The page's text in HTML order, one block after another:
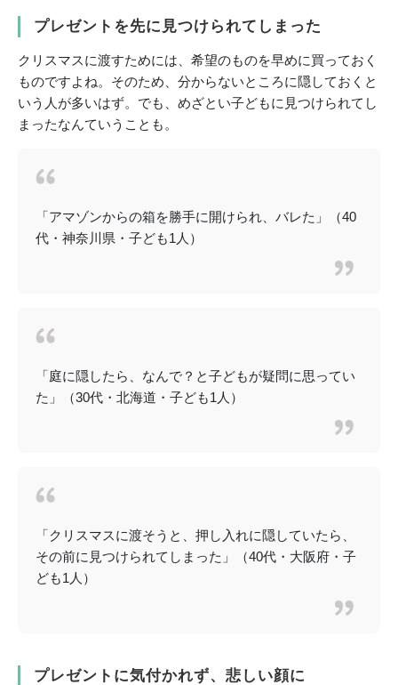
プレゼントを先に見つけられてしまった
クリスマスに渡すためには、希望のものを早めに買っておく
ものですよね。そのため、分からないところに隠しておくと
いう人が多いはず。でも、めざとい子どもに見つけられてし
まったなんていうことも。
「アマゾンからの箱を勝手に開けられ、バレた」（40
代・神奈川県・子ども1人）
「庭に隠したら、なんで？と子どもが疑問に思ってい
た」（30代・北海道・子ども1人）
「クリスマスに渡そうと、押し入れに隠していたら、
その前に見つけられてしまった」（40代・大阪府・子
ども1人）
プレゼントに気付かれず、悲しい顔に